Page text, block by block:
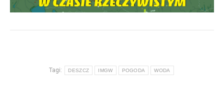
Tagi: DESZCZ IMGW POGODA WODA